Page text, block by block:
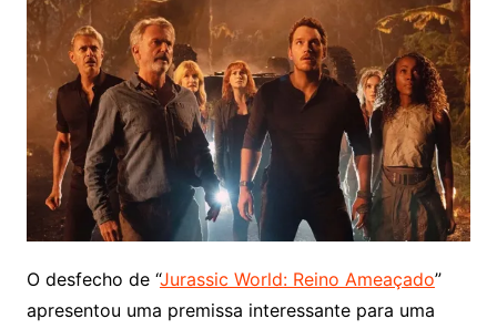
O desfecho de “Jurassic World: Reino Ameaçado”
apresentou uma premissa interessante para uma